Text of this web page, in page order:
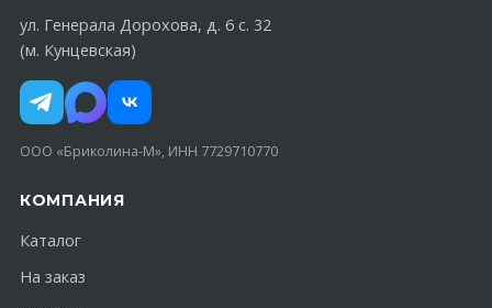
ул. Генерала Дорохова, д. 6 с. 32
(м. Кунцевская)
ООО «Бриколина-М», ИНН 7729710770
КОМПАНИЯ
Каталог
На заказ